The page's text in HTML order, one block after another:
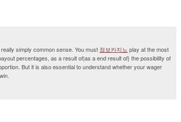
simply common sense. You must 점보카지노 play at the most
percentages, as a result of|as a end result of} the possibility of
But it is also essential to understand whether your wager